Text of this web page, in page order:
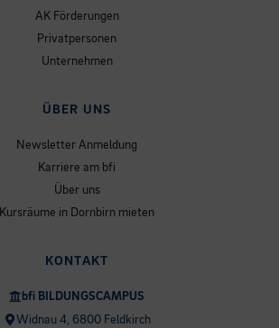
AK Förderungen
Privatpersonen
Unternehmen
ÜBER UNS
Newsletter Anmeldung
Karriere am bfi
Über uns
Kursräume in Dornbirn mieten
KONTAKT
bfi BILDUNGSCAMPUS
Widnau 4, 6800 Feldkirch